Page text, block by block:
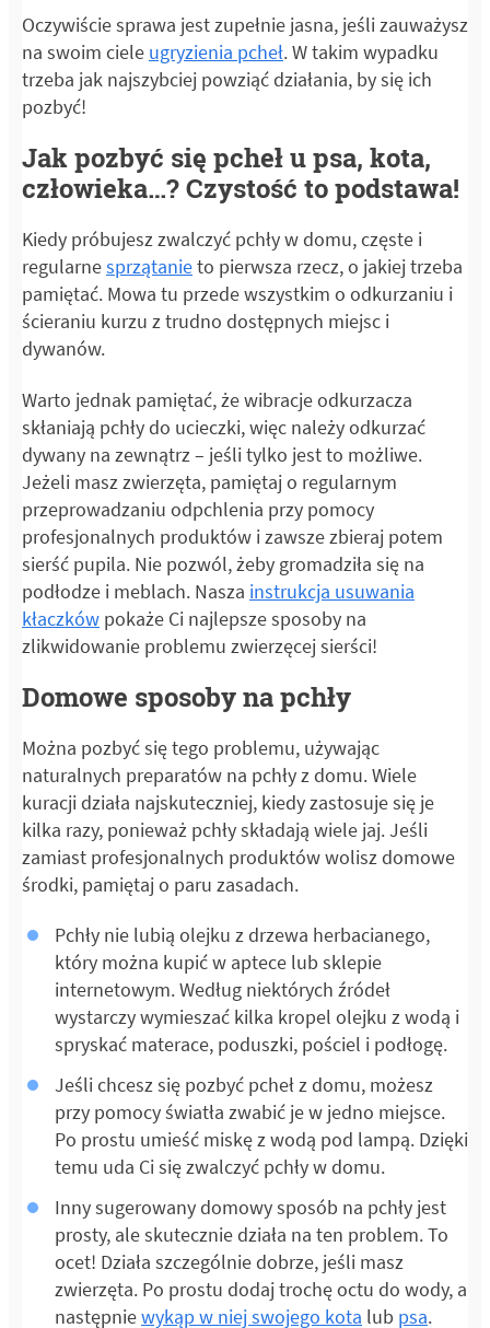
Oczywiście sprawa jest zupełnie jasna, jeśli zauważysz
na swoim ciele ugryzienia pcheł. W takim wypadku
trzeba jak najszybciej powziąć działania, by się ich
pozbyć!
Jak pozbyć się pcheł u psa, kota,
człowieka…? Czystość to podstawa!
Kiedy próbujesz zwalczyć pchły w domu, częste i
regularnesprzątanieto pierwsza rzecz, o jakiej trzeba
pamiętać. Mowa tu przede wszystkim o odkurzaniu i
ścieraniu kurzu z trudno dostępnych miejsc i
dywanów.
Warto jednak pamiętać, że wibracje odkurzacza
skłaniają pchły do ucieczki, więc należy odkurzać
dywany na zewnątrz – jeśli tylko jest to możliwe.
Jeżeli masz zwierzęta, pamiętaj o regularnym
przeprowadzaniu odpchlenia przy pomocy
profesjonalnych produktów i zawsze zbieraj potem
sierść pupila. Nie pozwól, żeby gromadziła się na
podłodze i meblach. Nasza instrukcja usuwania
kłaczków pokaże Ci najlepsze sposoby na
zlikwidowanie problemu zwierzęcej sierści!
Domowe sposoby na pchły
Można pozbyć się tego problemu, używając
naturalnych preparatów na pchły z domu. Wiele
kuracji działa najskuteczniej, kiedy zastosuje się je
kilka razy, ponieważ pchły składają wiele jaj. Jeśli
zamiast profesjonalnych produktów wolisz domowe
środki, pamiętaj o paru zasadach.
Pchły nie lubią olejku z drzewa herbacianego,
który można kupić w aptece lub sklepie
internetowym. Według niektórych źródeł
wystarczy wymieszać kilka kropel olejku z wodą i
spryskać materace, poduszki, pościel i podłogę.
Jeśli chcesz się pozbyć pcheł z domu, możesz
przy pomocy światła zwabić je w jedno miejsce.
Po prostu umieść miskę z wodą pod lampą. Dzięki
temu uda Ci się zwalczyć pchły w domu.
Inny sugerowany domowy sposób na pchły jest
prosty, ale skutecznie działa na ten problem. To
ocet! Działa szczególnie dobrze, jeśli masz
zwierzęta. Po prostu dodaj trochę octu do wody, a
następniewykąp w niej swojego kota lub psa.